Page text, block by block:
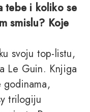
tebe i koliko se
smislu? Koje
svoju top-listu,
Le Guin. Knjiga
godinama,
trilogiju